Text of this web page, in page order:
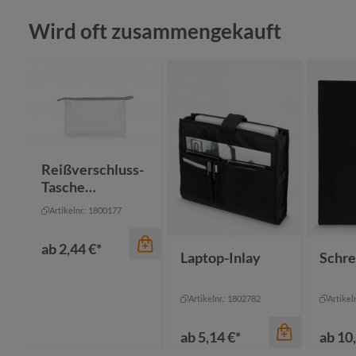
Farbe Farbe
Produktgalerie überspringen
Wird oft zusammengekauft
Reißverschluss-
Tasche
UNIVERSAL
Artikelnr.: 1800177
ab2,44 €*
Laptop-Inlay
Artikelnr.: 1802782
ab5,14 €* ab